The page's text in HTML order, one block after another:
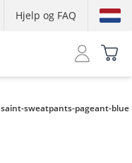
Hjelp og FAQ
saint-sweatpants-pageant-blue